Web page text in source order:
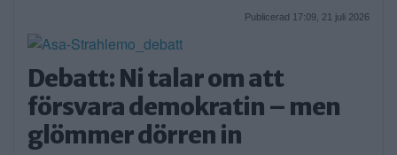
Publicerad 17:09, 21 juli 2026
Debatt: Ni talar om att
försvara demokratin – men
glömmer dörren in